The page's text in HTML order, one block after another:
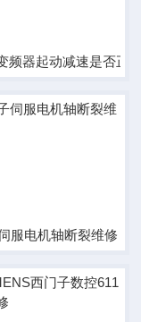
频器起动减速是否正
服电机轴断裂维修